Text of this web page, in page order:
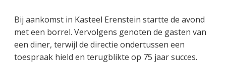
Bij aankomst in Kasteel Erenstein startte de avond
met een borrel. Vervolgens genoten de gasten van
een diner, terwijl de directie ondertussen een
toespraak hield en terugblikte op 75 jaar succes.